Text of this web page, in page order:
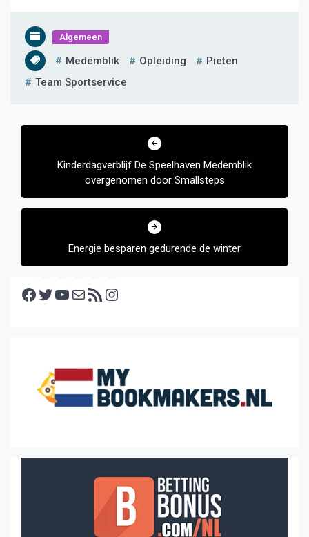
Algemeen
Medemblik Opleiding
Pieten
Team Sportservice
Bericht
Kinderdagverblijf De Speelhaven Medemblik
overgenomen door Smallsteps
Energie besparen gedurende de winter
Facebook Twitter YouTube E-mail RSS feed